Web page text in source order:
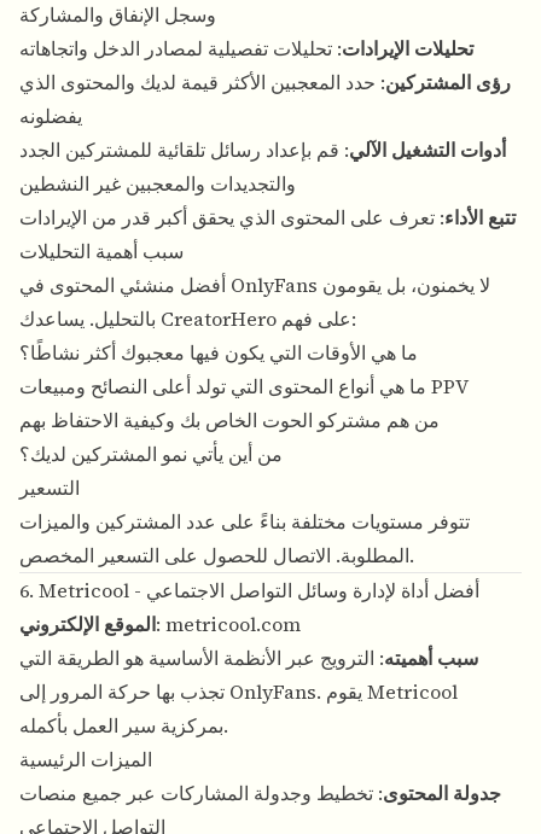
وسجل الإنفاق والمشاركة
تحليلات الإيرادات: تحليلات تفصيلية لمصادر الدخل واتجاهاته
رؤى المشتركين: حدد المعجبين الأكثر قيمة لديك والمحتوى الذي
يفضلونه
أدوات التشغيل الآلي: قم بإعداد رسائل تلقائية للمشتركين الجدد
والتجديدات والمعجبين غير النشطين
تتبع الأداء: تعرف على المحتوى الذي يحقق أكبر قدر من الإيرادات
سبب أهمية التحليلات
أفضل منشئي المحتوى في OnlyFans لا يخمنون، بل يقومون
بالتحليل. يساعدك CreatorHero على فهم:
ما هي الأوقات التي يكون فيها معجبوك أكثر نشاطًا؟
ما هي أنواع المحتوى التي تولد أعلى النصائح ومبيعات PPV
من هم مشتركو الحوت الخاص بك وكيفية الاحتفاظ بهم
من أين يأتي نمو المشتركين لديك؟
التسعير
تتوفر مستويات مختلفة بناءً على عدد المشتركين والميزات
المطلوبة. الاتصال للحصول على التسعير المخصص.
6. Metricool - أفضل أداة لإدارة وسائل التواصل الاجتماعي
الموقع الإلكتروني: metricool.com
سبب أهميته: الترويج عبر الأنظمة الأساسية هو الطريقة التي
تجذب بها حركة المرور إلى OnlyFans. يقوم Metricool
بمركزية سير العمل بأكمله.
الميزات الرئيسية
جدولة المحتوى: تخطيط وجدولة المشاركات عبر جميع منصات
التواصل الاجتماعي